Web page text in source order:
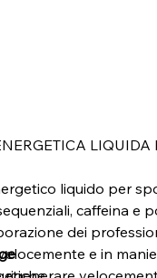
LIQUIDA
liquido per
caffeina e
dei
e in